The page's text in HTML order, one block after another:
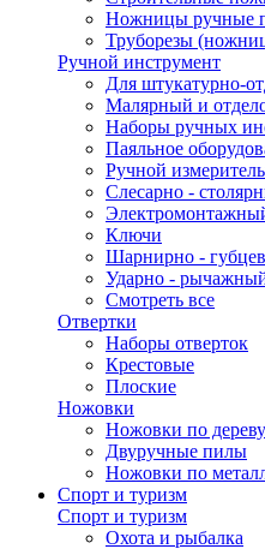
Ножницы ручные
Труборезы
Ручной инструмент
Для штукатурно-
Малярный и
Наборы ручных
Паяльное
Ручной
Слесарно -
Ключи
Шарнирно -
Ударно -
Смотреть все
Отвертки
Наборы отверток
Крестовые
Плоские
Ножовки
Ножовки по дереву
Двуручные пилы
Ножовки по
Спорт и туризм
Спорт и туризм
Охота и рыбалка